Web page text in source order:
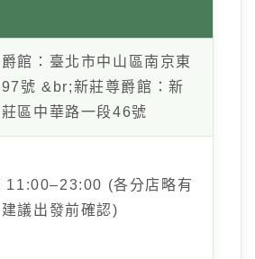
館：臺北市中山區南京東
號 &br;新莊尊爵館：新
區中華路一段46號
11:00–23:00 (各分店略有
議出發前確認)